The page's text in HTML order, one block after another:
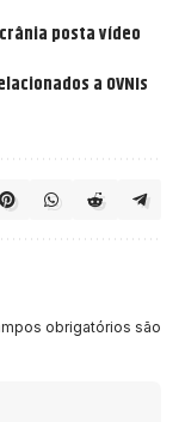
posta vídeo
a OVNIs
obrigatórios são